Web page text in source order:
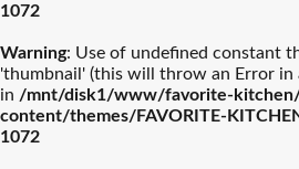
1072
Warning: Use of undefined constant
'thumbnail' (this will throw an Error in
in /mnt/disk1/www/favorite-
content/themes/FAVORITE-
1072